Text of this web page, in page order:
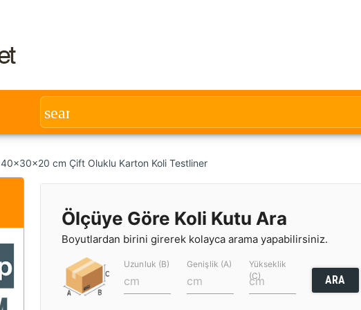
40x30x20 cm Çift Oluklu Karton Koli Testliner
Ölçüye Göre Koli Kutu Ara
Boyutlardan birini girerek kolayca arama yapabilirsiniz.
Uzunluk (B) Genişlik (A)
Yükseklik
(C)
ARA